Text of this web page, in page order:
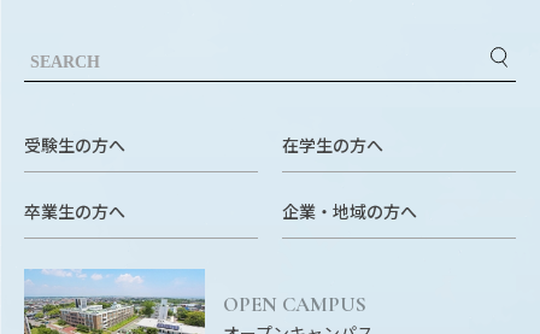
サイトマップ
キャンパスマップ
保護者の方へ
ニュ
受験生の方へ 在学生の方へ
卒業生の方へ 企業・地域の方へ
OPEN CAMPUS